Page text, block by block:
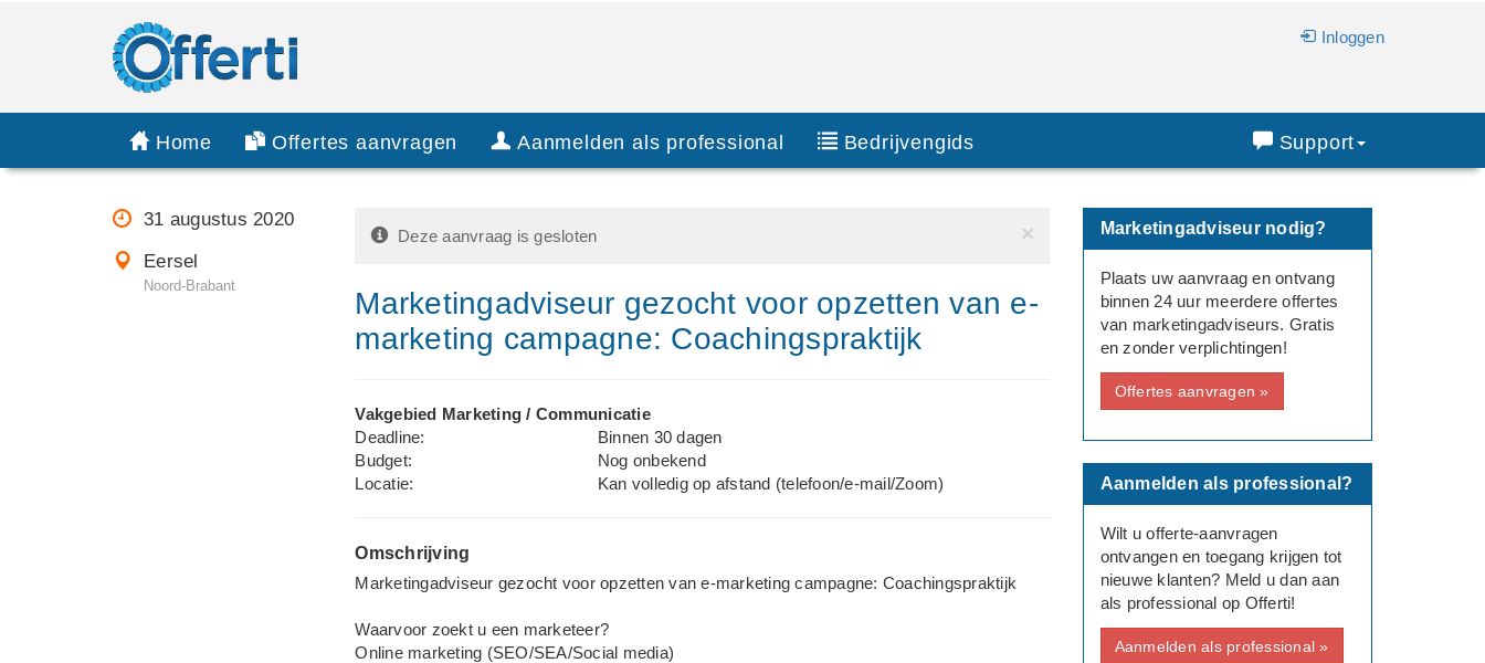
Inloggen
Home Offertes aanvragen Aanmelden als professional Bedrijvengids Support
31 augustus 2020
Eersel
Noord-Brabant
×
Deze aanvraag is gesloten
Marketingadviseur gezocht voor opzetten van e-
marketing campagne: Coachingspraktijk
Vakgebied Marketing / Communicatie
Deadline:
Binnen 30 dagen
Budget:
Nog onbekend
Locatie:
Kan volledig op afstand (telefoon/e-mail/Zoom)
Omschrijving
Marketingadviseur gezocht voor opzetten van e-marketing campagne: Coachingspraktijk
Waarvoor zoekt u een marketeer?
Online marketing (SEO/SEA/Social media)
Marketingadviseur nodig?
Plaats uw aanvraag en ontvang
binnen 24 uur meerdere offertes
van marketingadviseurs. Gratis
en zonder verplichtingen!
Offertes aanvragen »
Aanmelden als professional?
Wilt u offerte-aanvragen
ontvangen en toegang krijgen tot
nieuwe klanten? Meld u dan aan
als professional op Offerti!
Aanmelden als professional »